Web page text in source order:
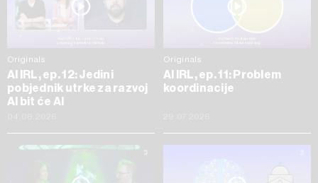
Originals
AI IRL, ep. 12: Jedini
pobjednik utrke za razvoj
AI bit će AI
Originals
AI IRL, ep. 11: Problem
koordinacije